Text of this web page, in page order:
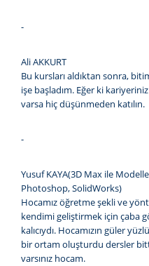
-
Ali AKKURT
Bu kursları aldıktan sonra,
işe başladım. Eğer ki
varsa hiç düşünmeden katılın.
-
Yusuf KAYA(3D Max ile
Photoshop, SolidWorks)
Hocamız öğretme şekli ve
kendimi geliştirmek için çaba
kalıcıydı. Hocamızın güler
bir ortam oluşturdu dersler
varsınız hocam.